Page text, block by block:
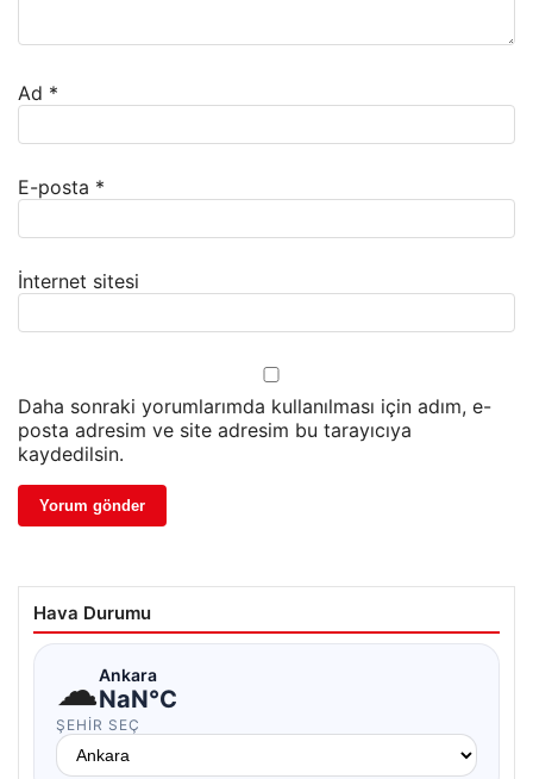
Ad *
E-posta *
İnternet sitesi
Daha sonraki yorumlarımda kullanılması için adım, e-
posta adresim ve site adresim bu tarayıcıya
kaydedilsin.
Hava Durumu
☁Ankara
NaN°C
ŞEHIR SEÇ